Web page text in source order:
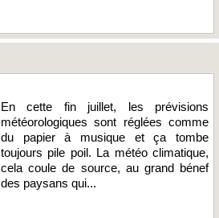
En cette fin juillet, les prévisions
météorologiques sont réglées comme
du papier à musique et ça tombe
toujours pile poil. La météo climatique,
cela coule de source, au grand bénef
des paysans qui...